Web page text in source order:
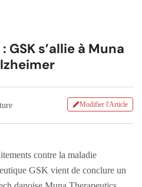
s’allie à Muna
Modifier l'Article
contre la maladie
GSK vient de conclure un